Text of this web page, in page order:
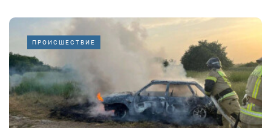
ПРОИСШЕСТВИЕ